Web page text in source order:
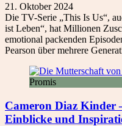
21. Oktober 2024
Die TV-Serie „This Is Us“,
ist Leben“, hat Millionen
emotional packenden
Pearson über mehrere
Promis
Cameron Diaz Kinder
Einblicke und